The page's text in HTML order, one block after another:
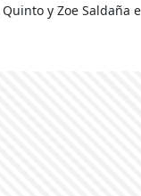
y Zoe Saldaña